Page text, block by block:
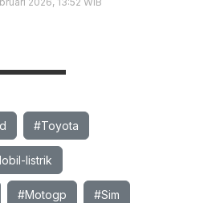
#Toyota
listrik
#Motogp #Sim